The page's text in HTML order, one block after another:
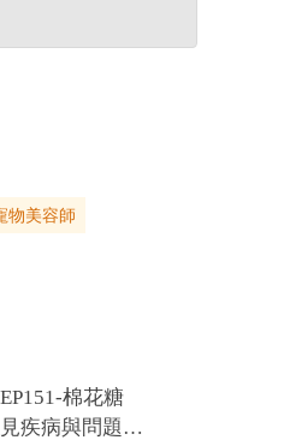
物美容師
棉花糖
疾病與問題大